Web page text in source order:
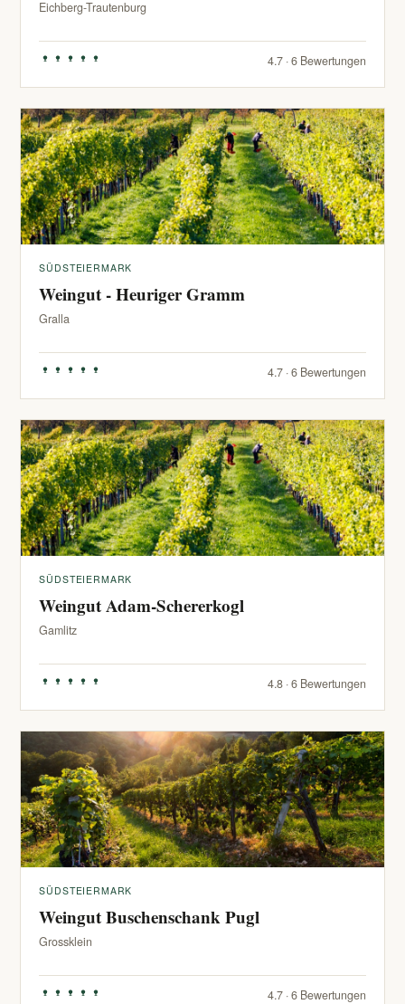
Eichberg-Trautenburg
4.7 · 6 Bewertungen
SÜDSTEIERMARK
Weingut - Heuriger Gramm
Gralla
4.7 · 6 Bewertungen
SÜDSTEIERMARK
Weingut Adam-Schererkogl
Gamlitz
4.8 · 6 Bewertungen
SÜDSTEIERMARK
Weingut Buschenschank Pugl
Grossklein
4.7 · 6 Bewertungen